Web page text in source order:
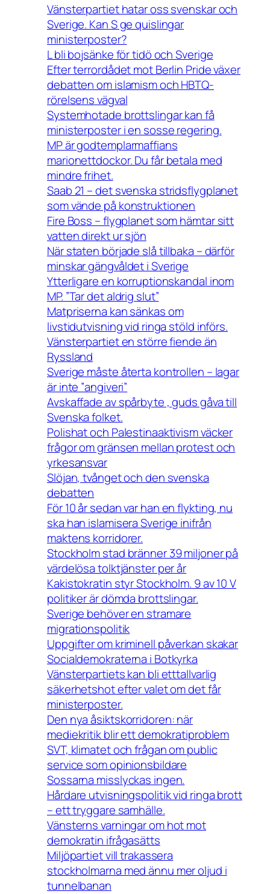
Vänsterpartiet hatar oss svenskar och
Sverige. Kan S ge quislingar
ministerposter?
L bli bojsänke för tidö och Sverige
Efter terrordådet mot Berlin Pride växer
debatten om islamism och HBTQ-
rörelsens vägval
Systemhotade brottslingar kan få
ministerposter i en sosse regering.
MP är godtemplarmaffians
marionettdockor. Du får betala med
mindre frihet.
Saab 21 – det svenska stridsflygplanet
som vände på konstruktionen
Fire Boss – flygplanet som hämtar sitt
vatten direkt ur sjön
När staten började slå tillbaka – därför
minskar gängvåldet i Sverige
Ytterligare en korruptionskandal inom
MP. ”Tar det aldrig slut”
Matpriserna kan sänkas om
livstidutvisning vid ringa stöld införs.
Vänsterpartiet en större fiende än
Ryssland
Sverige måste återta kontrollen – lagar
är inte ”angiveri”
Avskaffade av spårbyte , guds gåva till
Svenska folket.
Polishat och Palestinaaktivism väcker
frågor om gränsen mellan protest och
yrkesansvar
Slöjan, tvånget och den svenska
debatten
För 10 år sedan var han en flykting, nu
ska han islamisera Sverige inifrån
maktens korridorer.
Stockholm stad bränner 39 miljoner på
värdelösa tolktjänster per år
Kakistokratin styr Stockholm. 9 av 10 V
politiker är dömda brottslingar.
Sverige behöver en stramare
migrationspolitik
Uppgifter om kriminell påverkan skakar
Socialdemokraterna i Botkyrka
Vänsterpartiets kan bli etttallvarlig
säkerhetshot efter valet om det får
ministerposter.
Den nya åsiktskorridoren: när
mediekritik blir ett demokratiproblem
SVT, klimatet och frågan om public
service som opinionsbildare
Sossarna misslyckas ingen.
Hårdare utvisningspolitik vid ringa brott
– ett tryggare samhälle.
Vänsterns varningar om hot mot
demokratin ifrågasätts
Miljöpartiet vill trakassera
stockholmarna med ännu mer oljud i
tunnelbanan